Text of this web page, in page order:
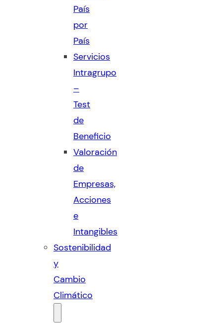
País
por
País
Servicios
Intragrupo
–
Test
de
Beneficio
Valoración
de
Empresas,
Acciones
e
Intangibles
Sostenibilidad
y
Cambio
Climático